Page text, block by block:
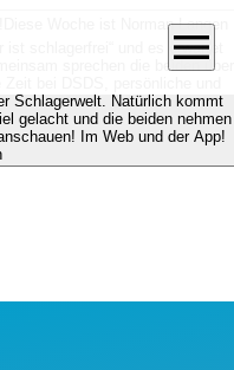
Diese Woche ist Norman Langen
schlagerfrei“ und es erwartet
sprechen die beiden über
bei DSDS, persönliche und
Schlagerwelt. Natürlich kommt
gelacht und die beiden nehmen
Im Web und der App!
menu